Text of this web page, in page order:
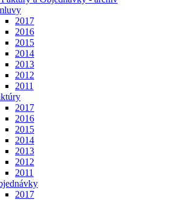
2017
2016
2015
2014
2013
2012
2011
2017
2016
2015
2014
2013
2012
2011
2017